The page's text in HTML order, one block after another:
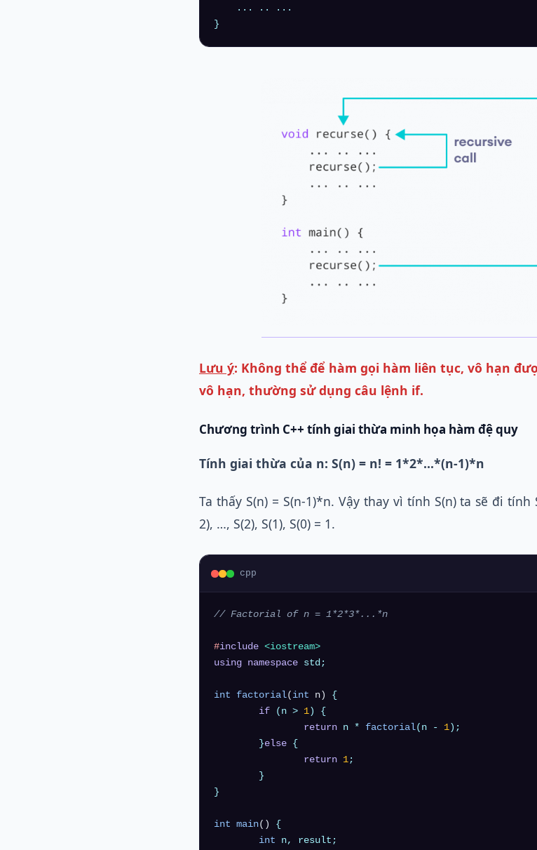
    ... .. ...
Lưu ý: Không thể để hàm gọi hàm liên tục, vô hạn
vô hạn, thường sử dụng câu lệnh if.
Chương trình C++ tính giai thừa minh họa hàm đệ quy
Tính giai thừa của n: S(n) = n! = 1*2*…*(n-1)*n
Ta thấy S(n) = S(n-1)*n. Vậy thay vì tính S(n) ta sẽ đi
2), …, S(2), S(1), S(0) = 1.
cpp
// Factorial of n = 1*2*3*...*n
#include <iostream>
using namespace std;
int factorial( int n)
{
if (n > 1 ) {
return n * factorial(n - 1 );
	}
else {
return 1;
}
int main()
{
int n, result;